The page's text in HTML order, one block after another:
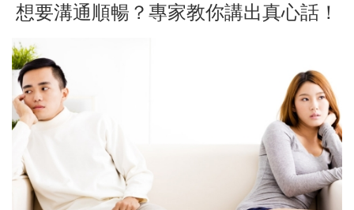
想要溝通順暢？專家教你講出真心話！